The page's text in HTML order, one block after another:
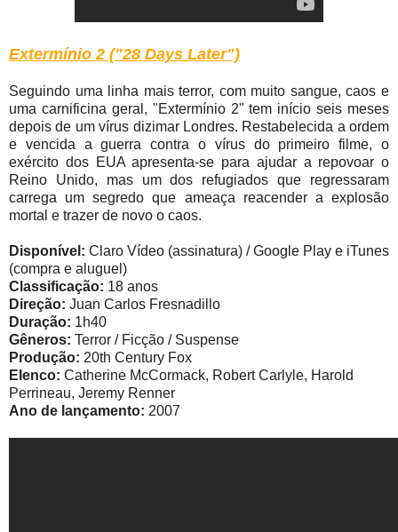
Extermínio 2 ("28 Days Later")
Seguindo uma linha mais terror, com muito sangue, caos e
uma carnificina geral, "Extermínio 2" tem início seis meses
depois de um vírus dizimar Londres. Restabelecida a ordem
e vencida a guerra contra o vírus do primeiro filme, o
exército dos EUA apresenta-se para ajudar a repovoar o
Reino Unido, mas um dos refugiados que regressaram
carrega um segredo que ameaça reacender a explosão
mortal e trazer de novo o caos.
Disponível: Claro Vídeo (assinatura) / Google Play e iTunes
(compra e aluguel)
Classificação: 18 anos
Direção: Juan Carlos Fresnadillo
Duração: 1h40
Gêneros: Terror / Ficção / Suspense
Produção: 20th Century Fox
Elenco: Catherine McCormack, Robert Carlyle, Harold
Perrineau, Jeremy Renner
Ano de lançamento: 2007